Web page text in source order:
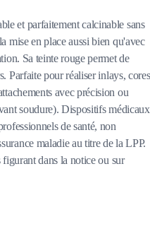
et parfaitement calcinable sans
mise en place aussi bien qu'avec
Sa teinte rouge permet de
Parfaite pour réaliser inlays,
avec précision ou
soudure). Dispositifs médicaux
de santé, non
maladie au titre de la LPP.
dans la notice ou sur